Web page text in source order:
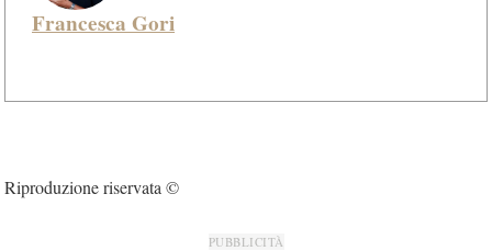
Francesca Gori
Riproduzione riservata ©
PUBBLICITÀ